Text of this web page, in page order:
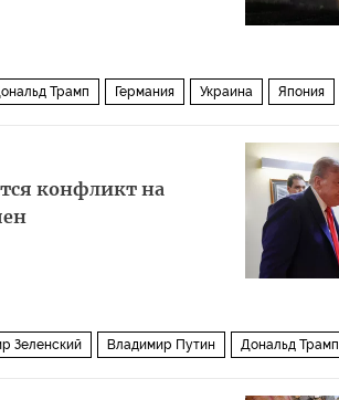
Трамп Германия Украина Япония
конфликт на
Зеленский Владимир Путин Дональд Трамп